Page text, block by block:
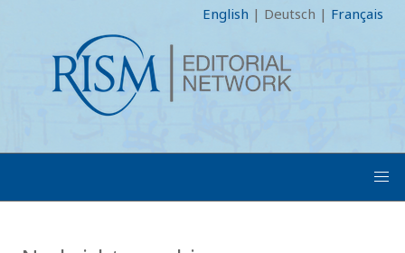
English | Deutsch | Français